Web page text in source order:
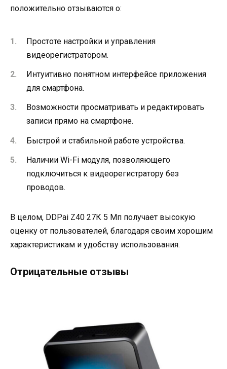
положительно отзываются о:
Простоте настройки и управления
видеорегистратором.
Интуитивно понятном интерфейсе приложения
для смартфона.
Возможности просматривать и редактировать
записи прямо на смартфоне.
Быстрой и стабильной работе устройства.
Наличии Wi-Fi модуля, позволяющего
подключиться к видеорегистратору без
проводов.
В целом, DDPai Z40 27К 5 Мп получает высокую
оценку от пользователей, благодаря своим хорошим
характеристикам и удобству использования.
Отрицательные отзывы